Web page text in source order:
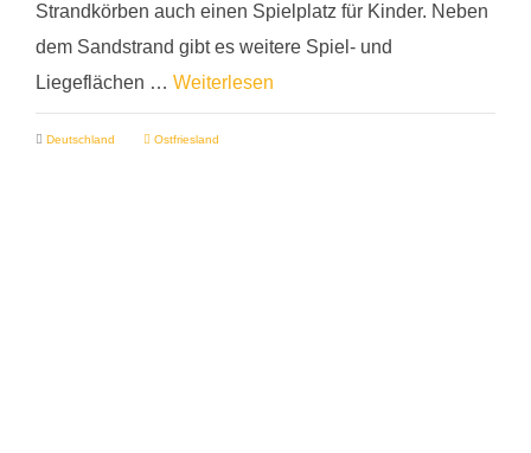
Strandkörben auch einen Spielplatz für Kinder. Neben
dem Sandstrand gibt es weitere Spiel- und
Liegeflächen … Weiterlesen
Deutschland Ostfriesland